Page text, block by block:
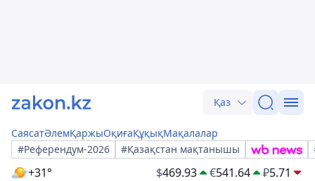
Қаз
СаясатӘлемҚаржыОқиғаҚұқықМақалалар
#Референдум-2026
#Қазақстан мақтанышы
+31° $469.93 €541.64 ₽5.71